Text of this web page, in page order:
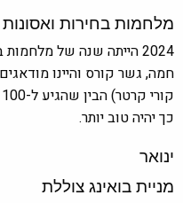
מלחמות בחירות ואסונות
2024 הייתה שנה של מלחמות
חמה, גשר קורס והיינו
כך יהיה טוב יותר.
ינואר
מניית בואינג צוללת